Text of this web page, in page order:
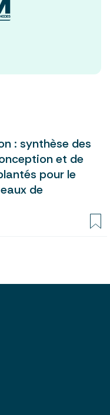
: synthèse des
et de
pour le
de